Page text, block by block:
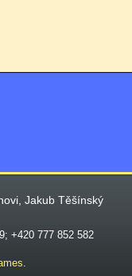
Jakub Těšínský
+420 777 852 582
.